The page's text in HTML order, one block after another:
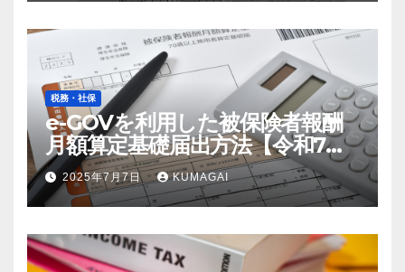
税務・社保
e-GOVを利用した被保険者報酬
月額算定基礎届出方法【令和7
年；2025年届出】
2025年7月7日 KUMAGAI